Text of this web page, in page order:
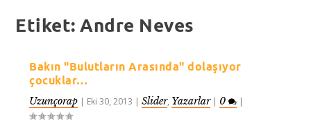
Etiket:Andre Neves
Bakın "Bulutların Arasında" dolaşıyor
çocuklar…
Uzunçorap | Eki 30, 2013 |Slider, Yazarlar| 0 |